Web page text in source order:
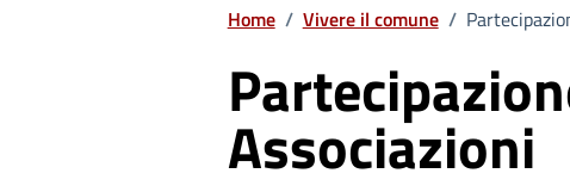
Home / Vivere il comune /
Associazioni